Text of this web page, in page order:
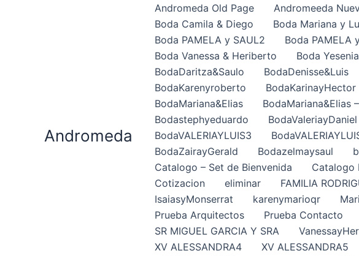
Andromeda
Andromeda Old Page Andromeeda
Boda Camila & Diego
Boda Mariana y
Boda PAMELA y SAUL2
Boda PAMELA
Boda Vanessa & Heriberto
Boda
BodaDaritza&Saulo
BodaDenisse&Luis
BodaKarenyroberto
BodaKarinayHector
BodaMariana&Elias
BodaMariana&Elias
Bodastephyeduardo
BodaValeriayDaniel
BodaVALERIAYLUIS3
BodaZairayGerald
Bodazelmaysaul
Catalogo – Set de Bienvenida
Catalogo
Cotizacion
eliminar FAMILIA
IsaiasyMonserrat
karenymarioqr
Prueba Arquitectos
Prueba Contacto
SR MIGUEL GARCIA Y SRA
XV ALESSANDRA4
XV ALESSANDRA5